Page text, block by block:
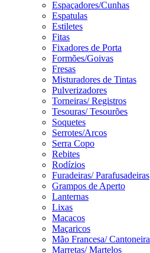
Espaçadores/Cunhas
Espatulas
Estiletes
Fitas
Fixadores de Porta
Formões/Goivas
Fresas
Misturadores de Tintas
Pulverizadores
Torneiras/ Registros
Tesouras/ Tesourões
Soquetes
Serrotes/Arcos
Serra Copo
Rebites
Rodízios
Furadeiras/ Parafusadeiras
Grampos de Aperto
Lanternas
Lixas
Macacos
Maçaricos
Mão Francesa/ Cantoneira
Marretas/ Martelos